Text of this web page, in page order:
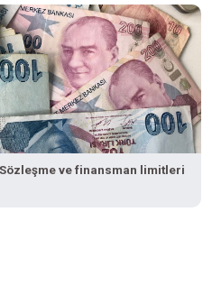
ve finansman limitleri